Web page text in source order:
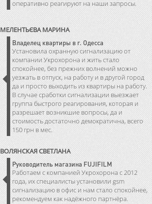
оперативно реагируют на наши запросы.
МЕЛЕНТЬЄВА МАРИНА
Владелец квартиры в г. Одесса
Установила охранную сигнализацию от
компании Укрохорона и жить стало
спокойнее, без прежних волнений можно
уезжать в отпуск, на работу и в другой город
да и просто выходить из квартиры на работу.
В случае сработки сигнализации выезжает
группа быстрого реагирования, которая и
разрешает возникшие вопросы, да и
стоимость достаточно демократична, всего
150 грн в мес.
ВОЛЯНСКАЯ СВЕТЛАНА
Руководитель магазина FUJIFILM
Работаем с компанией Укрохорона с 2012
года, их специалисты установили gsm
сигнализацию в офис и нам стало спокойнее,
рекомендуем как надёжного партнёра.